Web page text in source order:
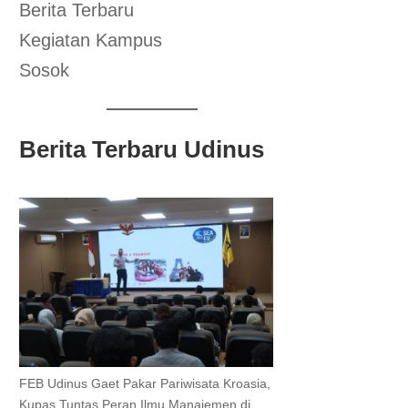
Berita Terbaru
Kegiatan Kampus
Sosok
Berita Terbaru Udinus
FEB Udinus Gaet Pakar Pariwisata Kroasia,
Kupas Tuntas Peran Ilmu Manajemen di